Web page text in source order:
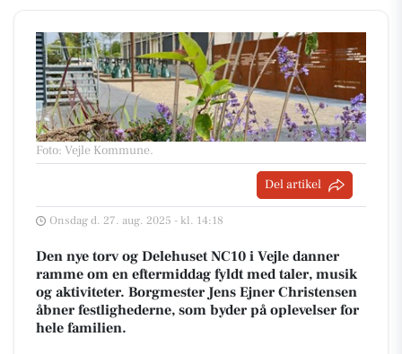
Foto: Vejle Kommune.
Del artikel
Onsdag d. 27. aug. 2025 - kl. 14:18
Den nye torv og Delehuset NC10 i Vejle danner
ramme om en eftermiddag fyldt med taler, musik
og aktiviteter. Borgmester Jens Ejner Christensen
åbner festlighederne, som byder på oplevelser for
hele familien.